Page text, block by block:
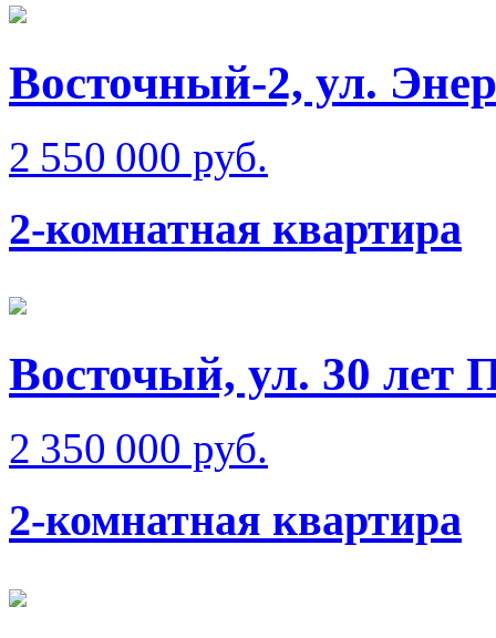
Восточный-2, ул.
2 550 000 руб.
2-комнатная квартира
Восточый, ул. 30 лет
2 350 000 руб.
2-комнатная квартира